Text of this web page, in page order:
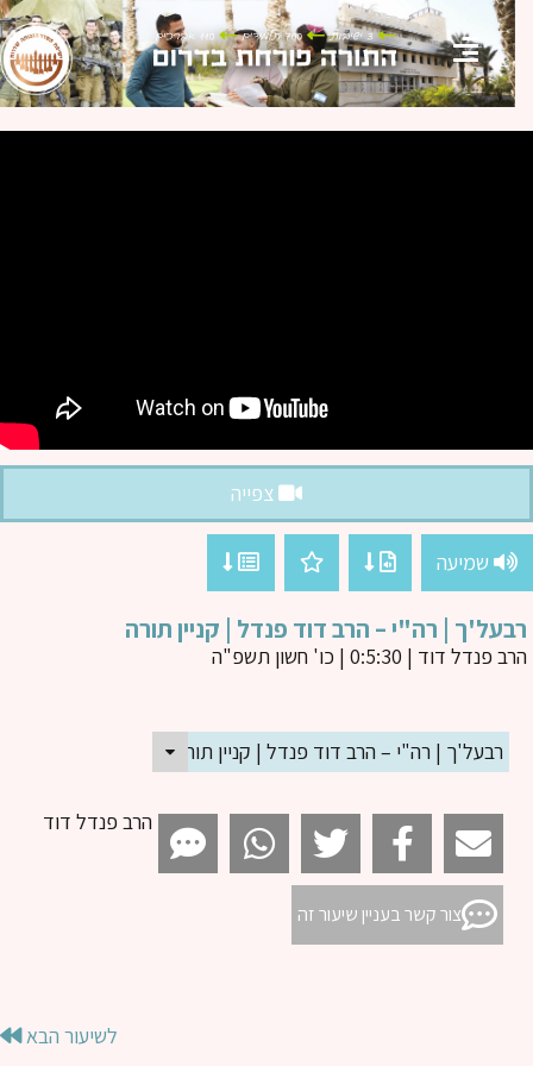
צפייה
שמיעה
| רה"י – הרב דוד פנדל | קניין תורה
פנדל דוד| 0:5:30 | כו' חשון תשפ"ה
רבעל'ך | רה"י – הרב דוד פנדל | קניין תורה
הרב פנדל דוד
צור קשר בעניין שיעור זה
לשיעור הבא